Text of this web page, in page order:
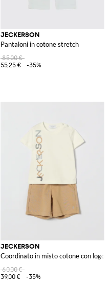
JECKERSON
Pantaloni in cotone stretch
85,00 €
55,25 €
-35%
JECKERSON
Coordinato in misto cotone con logo
60,00 €
39,00 €
-35%